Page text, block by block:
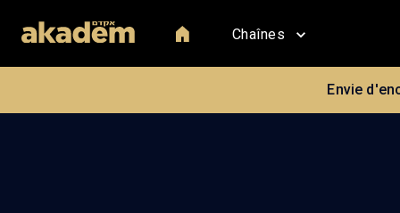
Chaînes
Envie